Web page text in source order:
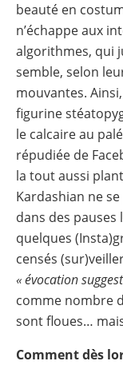
beauté en
n’échappe aux
algorithmes, qui
semble, selon
mouvantes.
figurine
le calcaire au
répudiée de
la tout aussi
Kardashian ne
dans des pauses
quelques
censés
« évocation
comme nombre
sont floues…
Comment dès